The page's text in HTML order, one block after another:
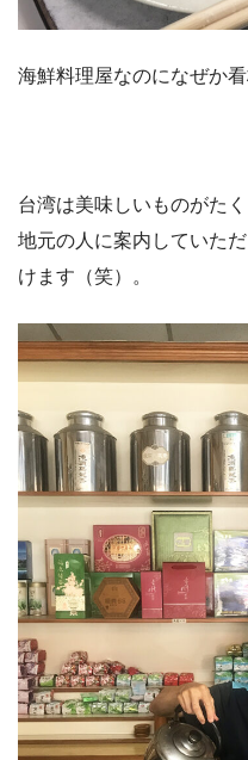
海鮮料理屋なのになぜか
台湾は美味しいものがた
地元の人に案内していた
けます（笑）。